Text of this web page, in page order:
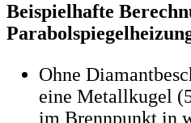
Beispielhafte
Ohne
eine Metallkugel
im Brennpunkt in